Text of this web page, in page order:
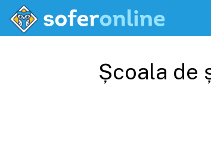
Școala de